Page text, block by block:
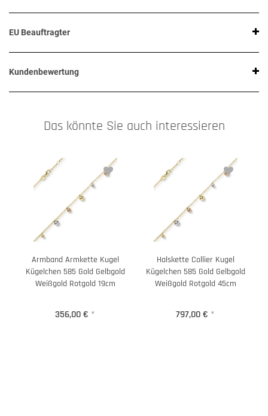
EU Beauftragter
Kundenbewertung
Das könnte Sie auch interessieren
Armband Armkette Kugel
Kügelchen 585 Gold Gelbgold
Weißgold Rotgold 19cm
356,00 € *
Halskette Collier Kugel
Kügelchen 585 Gold Gelbgold
Weißgold Rotgold 45cm
797,00 € *